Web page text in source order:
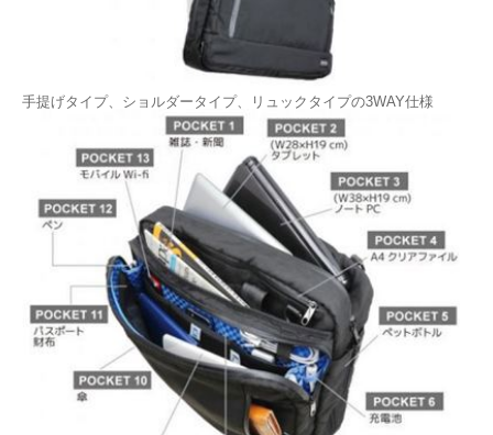
手提げタイプ、ショルダータイプ、リュックタイプの3WAY仕様